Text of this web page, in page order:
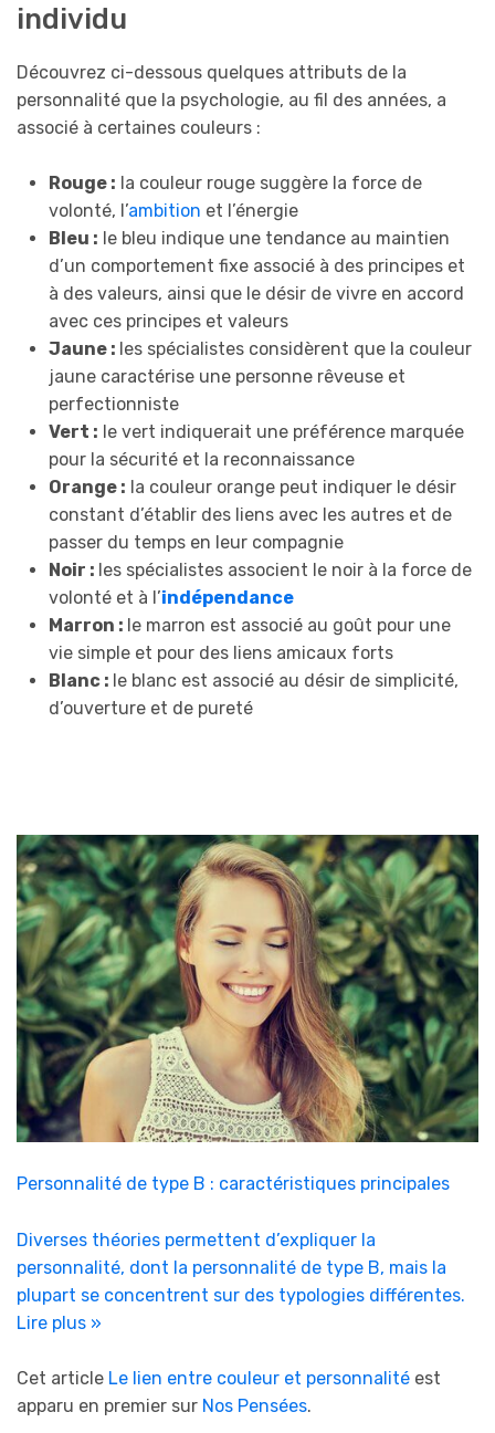
individu
Découvrez ci-dessous quelques attributs de la
personnalité que la psychologie, au fil des années, a
associé à certaines couleurs :
Rouge : la couleur rouge suggère la force de
volonté, l’ambition et l’énergie
Bleu : le bleu indique une tendance au maintien
d’un comportement fixe associé à des principes et
à des valeurs, ainsi que le désir de vivre en accord
avec ces principes et valeurs
Jaune : les spécialistes considèrent que la couleur
jaune caractérise une personne rêveuse et
perfectionniste
Vert : le vert indiquerait une préférence marquée
pour la sécurité et la reconnaissance
Orange : la couleur orange peut indiquer le désir
constant d’établir des liens avec les autres et de
passer du temps en leur compagnie
Noir : les spécialistes associent le noir à la force de
volonté et à l’indépendance
Marron : le marron est associé au goût pour une
vie simple et pour des liens amicaux forts
Blanc : le blanc est associé au désir de simplicité,
d’ouverture et de pureté
Personnalité de type B : caractéristiques principales
Diverses théories permettent d’expliquer la
personnalité, dont la personnalité de type B, mais la
plupart se concentrent sur des typologies différentes.
Lire plus »
Cet article Le lien entre couleur et personnalité est
apparu en premier sur Nos Pensées.